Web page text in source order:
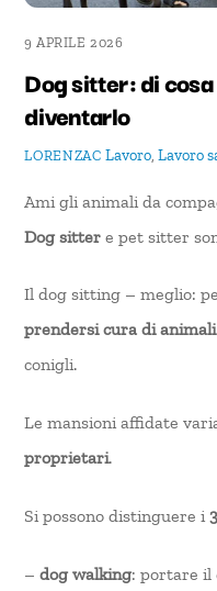
9 APRILE 2026
Dog sitter: di
diventarlo
LORENZAC Lavoro, Lavoro
Ami gli animali da
Dog sitter e pet sitter
Il dog sitting – meglio:
prendersi cura di
conigli.
Le mansioni affidate
proprietari.
Si possono distinguere i
–dog walking: portare il